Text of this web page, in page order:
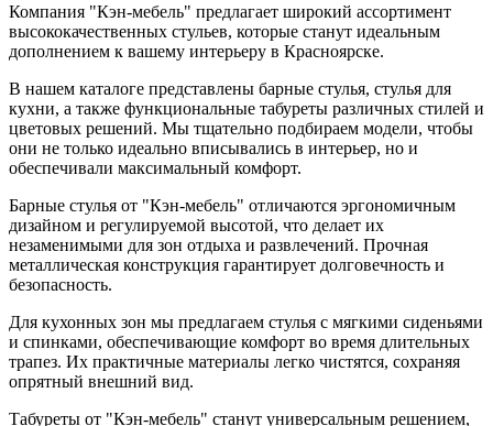
Компания "Кэн-мебель" предлагает широкий ассортимент
высококачественных стульев, которые станут идеальным
дополнением к вашему интерьеру в Красноярске.
В нашем каталоге представлены барные стулья, стулья для
кухни, а также функциональные табуреты различных стилей и
цветовых решений. Мы тщательно подбираем модели, чтобы
они не только идеально вписывались в интерьер, но и
обеспечивали максимальный комфорт.
Барные стулья от "Кэн-мебель" отличаются эргономичным
дизайном и регулируемой высотой, что делает их
незаменимыми для зон отдыха и развлечений. Прочная
металлическая конструкция гарантирует долговечность и
безопасность.
Для кухонных зон мы предлагаем стулья с мягкими сиденьями
и спинками, обеспечивающие комфорт во время длительных
трапез. Их практичные материалы легко чистятся, сохраняя
опрятный внешний вид.
Табуреты от "Кэн-мебель" станут универсальным решением,